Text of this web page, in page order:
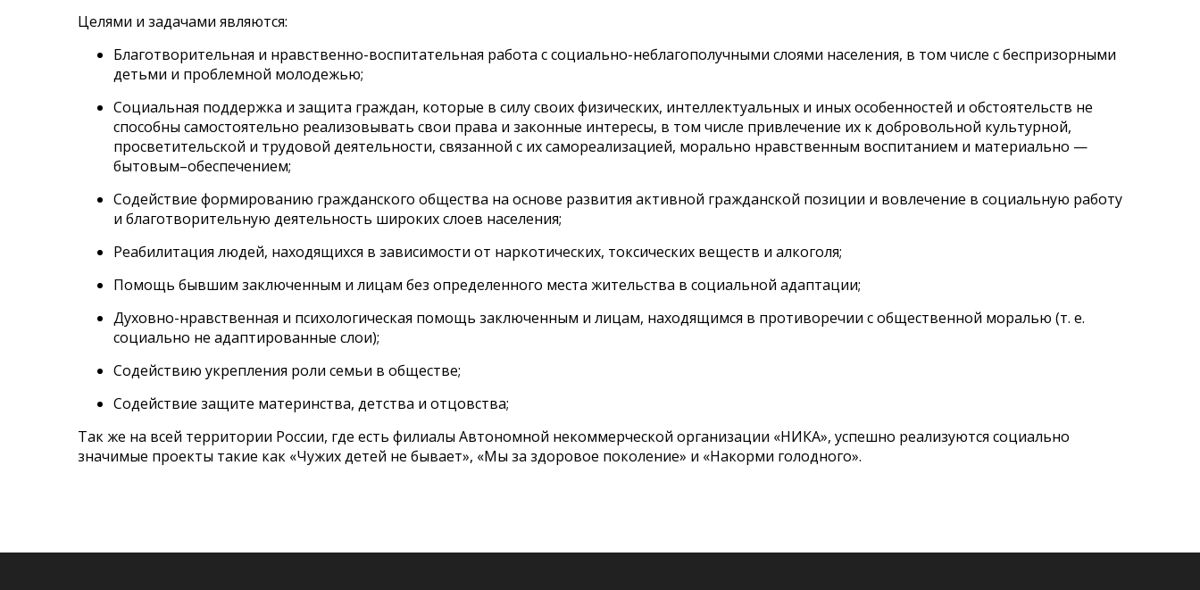
Целями и задачами являются:
Благотворительная и нравственно-воспитательная работа с социально-неблагополучными слоями населения, в том числе с беспризорными
детьми и проблемной молодежью;
Социальная поддержка и защита граждан, которые в силу своих физических, интеллектуальных и иных особенностей и обстоятельств не
способны самостоятельно реализовывать свои права и законные интересы, в том числе привлечение их к добровольной культурной,
просветительской и трудовой деятельности, связанной с их самореализацией, морально нравственным воспитанием и материально —
бытовым–обеспечением;
Содействие формированию гражданского общества на основе развития активной гражданской позиции и вовлечение в социальную работу
и благотворительную деятельность широких слоев населения;
Реабилитация людей, находящихся в зависимости от наркотических, токсических веществ и алкоголя;
Помощь бывшим заключенным и лицам без определенного места жительства в социальной адаптации;
Духовно-нравственная и психологическая помощь заключенным и лицам, находящимся в противоречии с общественной моралью (т. е.
социально не адаптированные слои);
Содействию укрепления роли семьи в обществе;
Содействие защите материнства, детства и отцовства;
Так же на всей территории России, где есть филиалы Автономной некоммерческой организации «НИКА», успешно реализуются социально
значимые проекты такие как «Чужих детей не бывает», «Мы за здоровое поколение» и «Накорми голодного».